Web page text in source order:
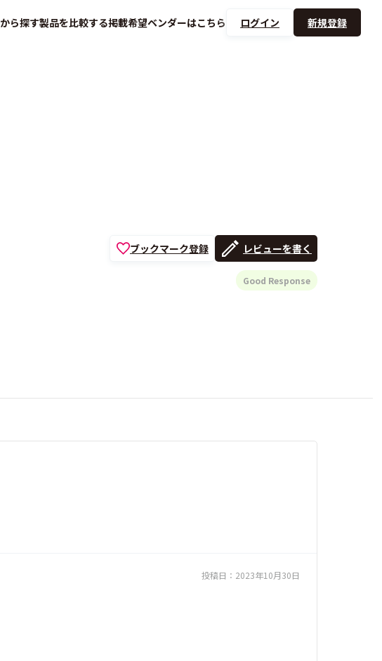
から探す製品を比較する掲載希望ベンダーはこちら ログイン 新規登録
ブックマーク登録 レビューを書く
Good Response
投稿日： 2023年10月30日